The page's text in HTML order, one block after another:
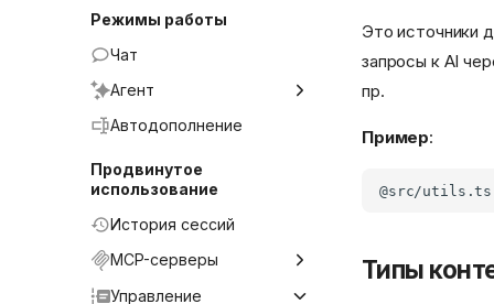
Режимы работы
Чат
Агент
Правила
Навыки
Автодополнение
Продвинутое
использование
История сессий
MCP-серверы
Примеры
Управление
Это источники
запросы к AI
пр.
Пример:
Типы